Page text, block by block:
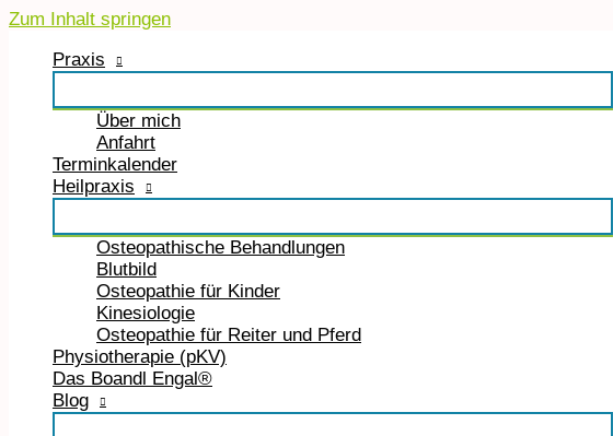
Zum Inhalt springen
Praxis
Über mich
Anfahrt
Terminkalender
Heilpraxis
Osteopathische Behandlungen
Blutbild
Osteopathie für Kinder
Kinesiologie
Osteopathie für Reiter und Pferd
Physiotherapie (pKV)
Das Boandl Engal®
Blog